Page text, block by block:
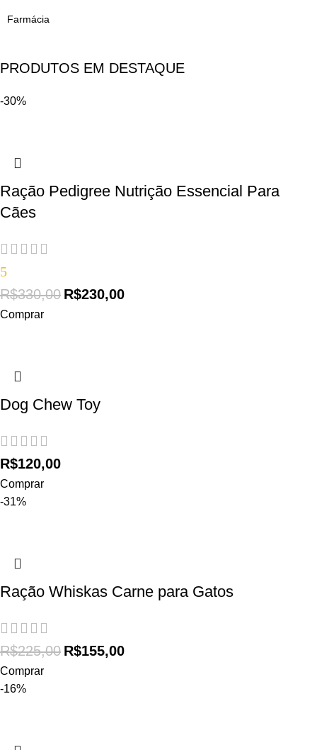
Farmácia
PRODUTOS EM DESTAQUE
-30%
Ração Pedigree Nutrição Essencial Para
Cães
5
R$330,00 R$230,00
Comprar
Dog Chew Toy
R$120,00
Comprar
-31%
Ração Whiskas Carne para Gatos
R$225,00 R$155,00
Comprar
-16%